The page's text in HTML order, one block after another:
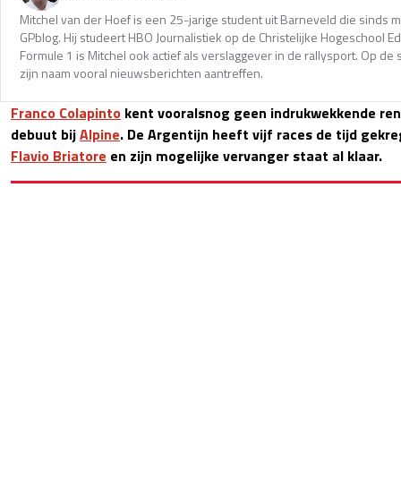
Mitchel van der Hoef is een 25-jarige student uit Barneveld die sinds
GPblog. Hij studeert HBO Journalistiek op de Christelijke Hogeschool
Formule 1 is Mitchel ook actief als verslaggever in de rallysport. Op de
zijn naam vooral nieuwsberichten aantreffen.
Franco Colapinto kent vooralsnog geen indrukwekkende
debuut bijAlpine. De Argentijn heeft vijf races de tijd
Flavio Briatore en zijn mogelijke vervanger staat al klaar.